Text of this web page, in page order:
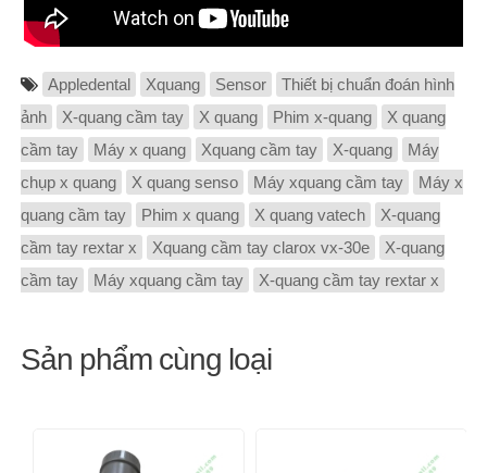
Appledental Xquang Sensor
Thiết bị chuẩn đoán hình
ảnh
X-quang cầm tay X quang Phim x-quang
X quang
cầm tay
Máy x quang Xquang cầm tay X-quang
Máy
chụp x quang
X quang senso Máy xquang cầm tay
Máy x
quang cầm tay
Phim x quang X quang vatech
X-quang
cầm tay rextar x
Xquang cầm tay clarox vx-30e
X-quang
cầm tay
Máy xquang cầm tay X-quang cầm tay rextar x
Sản phẩm cùng loại